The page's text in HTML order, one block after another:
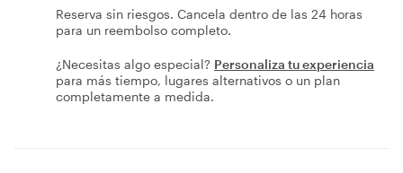
Reserva sin riesgos. Cancela dentro de las 24 horas
para un reembolso completo.
¿Necesitas algo especial? Personaliza tu experiencia
para más tiempo, lugares alternativos o un plan
completamente a medida.